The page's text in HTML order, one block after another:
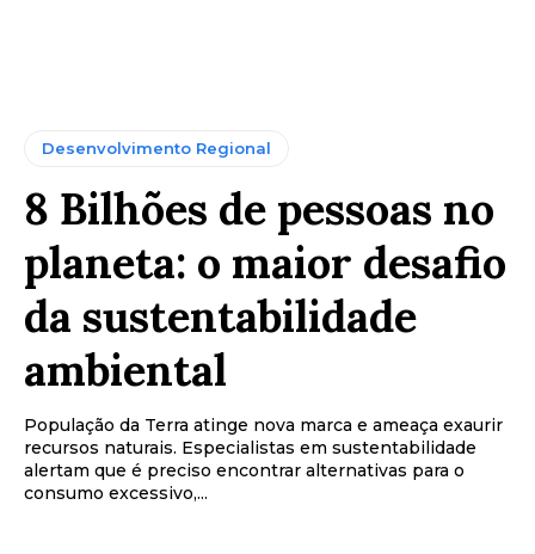
Desenvolvimento Regional
8 Bilhões de pessoas no
planeta: o maior desafio
da sustentabilidade
ambiental
População da Terra atinge nova marca e ameaça exaurir
recursos naturais. Especialistas em sustentabilidade
alertam que é preciso encontrar alternativas para o
consumo excessivo,...